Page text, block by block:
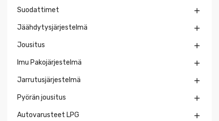
Suodattimet 
Jäähdytysjärjestelmä 
Jousitus 
Imu Pakojärjestelmä 
Jarrutusjärjestelmä 
Pyörän jousitus 
Autovarusteet LPG 